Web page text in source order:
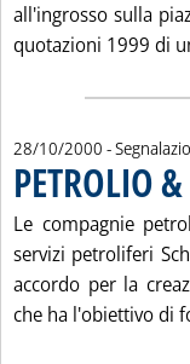
all'ingrosso sulla
quotazioni 1999 di
28/10/2000 -
PETROLIO
Le compagnie
servizi petroliferi
accordo per la
che ha l'obiettivo di